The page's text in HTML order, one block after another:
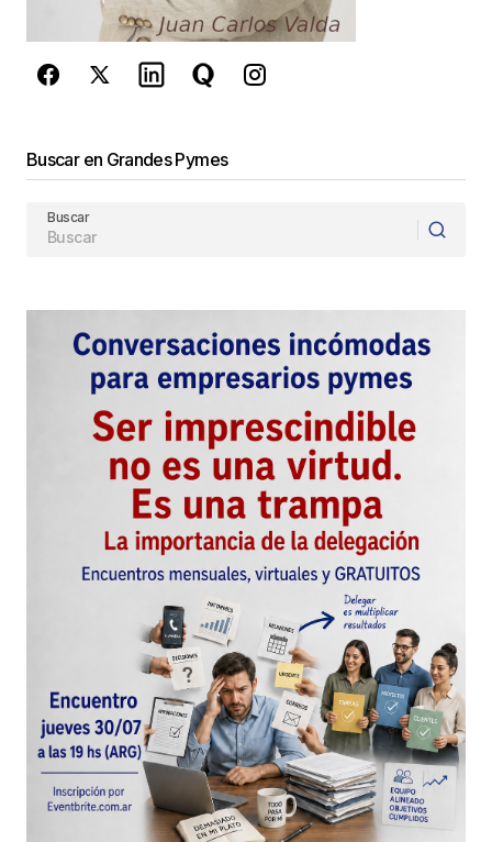
de Googlese aplican.
Buscar en Grandes Pymes
Buscar